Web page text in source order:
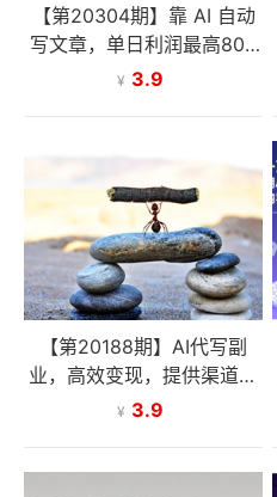
【第20304期】靠 AI 自动
写文章，单日利润最高800
+，长期打法，新手也能上
¥ 3.9
【第20188期】AI代写副
业，高效变现，提供渠道，
永不失业副业兼职 全职月入
¥ 3.9